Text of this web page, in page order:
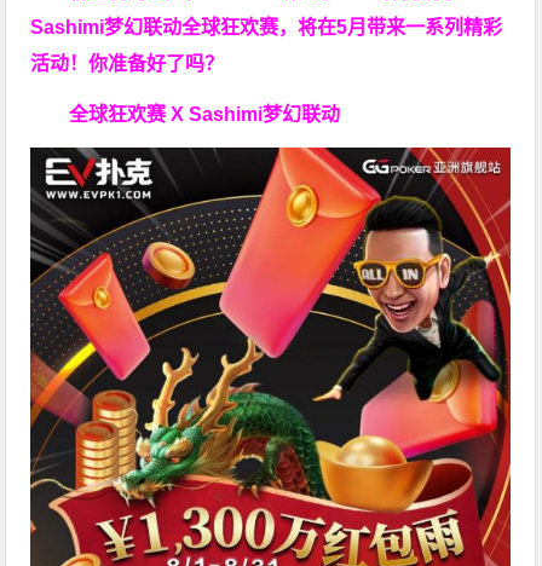
Sashimi梦幻联动全球狂欢赛，将在5月带来一系列精彩
活动！你准备好了吗？
全球狂欢赛 X Sashimi梦幻联动